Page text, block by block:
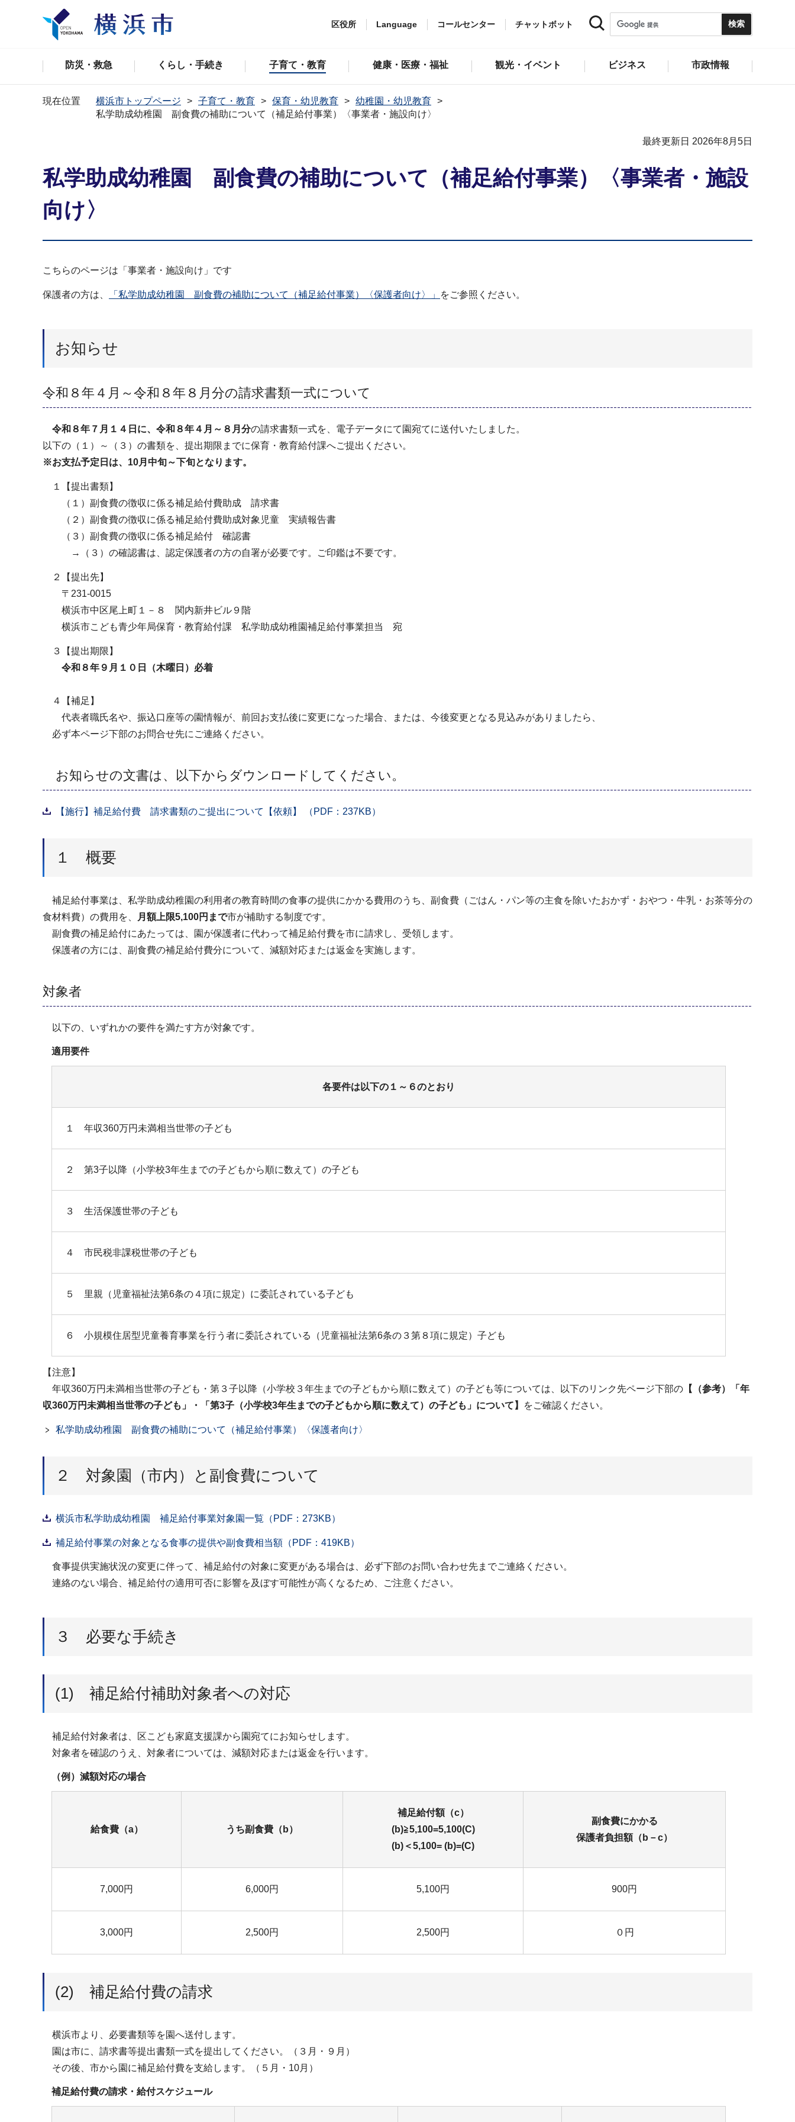
区役所 Language コールセンター チャットボット
防災・救急 くらし・手続き 子育て・教育 健康・医療・福祉 観光・イベント ビジネス 市政情報
現在位置 横浜市トップページ 子育て・教育 保育・幼児教育
幼稚園・幼児教育
私学助成幼稚園 副食費の補助について（補足給付事業）〈事業者・施設向け〉
最終更新日 2026年8月5日
私学助成幼稚園 副食費の補助について（補足給付事業）〈事業者・施設
向け〉
こちらのページは「事業者・施設向け」です
保護者の方は、 「私学助成幼稚園 副食費の補助について（補足給付事業）〈保護者向け〉」 をご参照ください。
お知らせ
令和８年４月～令和８年８月分の請求書類一式について
令和８年７月１４日に、令和８年４月～８月分の請求書類一式を、電子データにて園宛てに送付いたしました。
以下の（１）～（３）の書類を、提出期限までに保育・教育給付課へご提出ください。
※お支払予定日は、10月中旬～下旬となります。
１【提出書類】
（１）副食費の徴収に係る補足給付費助成 請求書
（２）副食費の徴収に係る補足給付費助成対象児童 実績報告書
（３）副食費の徴収に係る補足給付 確認書
→（３）の確認書は、認定保護者の方の自署が必要です。ご印鑑は不要です。
２【提出先】
〒231-0015
横浜市中区尾上町１－８ 関内新井ビル９階
横浜市こども青少年局保育・教育給付課 私学助成幼稚園補足給付事業担当 宛
３【提出期限】
令和８年９月１０日（木曜日）必着
４【補足】
代表者職氏名や、振込口座等の園情報が、前回お支払後に変更になった場合、または、今後変更となる見込みがありましたら、
必ず本ページ下部のお問合せ先にご連絡ください。
お知らせの文書は、以下からダウンロードしてください。
【施行】補足給付費 請求書類のご提出について【依頼】 （PDF：237KB）
１ 概要
補足給付事業は、私学助成幼稚園の利用者の教育時間の食事の提供にかかる費用のうち、副食費（ごはん・パン等の主食を除いたおかず・おやつ・牛乳・お茶等分の
食材料費）の費用を、
月額上限5,100円まで市が補助する制度です。
副食費の補足給付にあたっては、園が保護者に代わって補足給付費を市に請求し、受領します。
保護者の方には、副食費の補足給付費分について、減額対応または返金を実施します。
対象者
以下の、いずれかの要件を満たす方が対象です。
適用要件
各要件は以下の１～６のとおり
１ 年収360万円未満相当世帯の子ども
２ 第3子以降（小学校3年生までの子どもから順に数えて）の子ども
３ 生活保護世帯の子ども
４ 市民税非課税世帯の子ども
５ 里親（児童福祉法第6条の４項に規定）に委託されている子ども
６ 小規模住居型児童養育事業を行う者に委託されている（児童福祉法第6条の３第８項に規定）子ども
【注意】
年収360万円未満相当世帯の子ども・第３子以降（小学校３年生までの子どもから順に数えて）の子ども等については、以下のリンク先ページ下部の 【（参考）「年
収360万円未満相当世帯の子ども」・「第3子（小学校3年生までの子どもから順に数えて）の子ども」について】
をご確認ください。
私学助成幼稚園 副食費の補助について（補足給付事業）〈保護者向け〉
２ 対象園（市内）と副食費について
横浜市私学助成幼稚園 補足給付事業対象園一覧（PDF：273KB）
補足給付事業の対象となる食事の提供や副食費相当額（PDF：419KB）
食事提供実施状況の変更に伴って、補足給付の対象に変更がある場合は、必ず下部のお問い合わせ先までご連絡ください。
連絡のない場合、補足給付の適用可否に影響を及ぼす可能性が高くなるため、ご注意ください。
３ 必要な手続き
(1) 補足給付補助対象者への対応
補足給付対象者は、区こども家庭支援課から園宛てにお知らせします。
対象者を確認のうえ、対象者については、減額対応または返金を行います。
（例）減額対応の場合
給食費（a） うち副食費（b）
補足給付額（c）
(b)≧5,100=5,100(C)
(b)＜5,100= (b)=(C)
副食費にかかる
保護者負担額（b－c）
7,000円 6,000円 5,100円 900円
3,000円 2,500円 2,500円 ０円
(2) 補足給付費の請求
横浜市より、必要書類等を園へ送付します。
園は市に、請求書等提出書類一式を提出してください。（３月・９月）
その後、市から園に補足給付費を支給します。（５月・10月）
補足給付費の請求・給付スケジュール